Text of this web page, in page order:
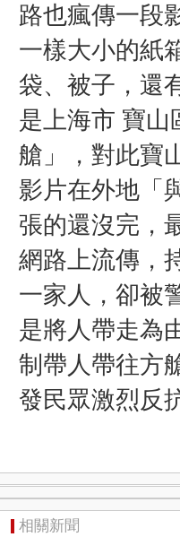
路也瘋傳一段
一樣大小的紙
袋、被子，還
是上海市 寶山
艙」，對此寶
影片在外地「
張的還沒完，
網路上流傳，
一家人，卻被
是將人帶走為
制帶人帶往方
發民眾激烈反
相關新聞